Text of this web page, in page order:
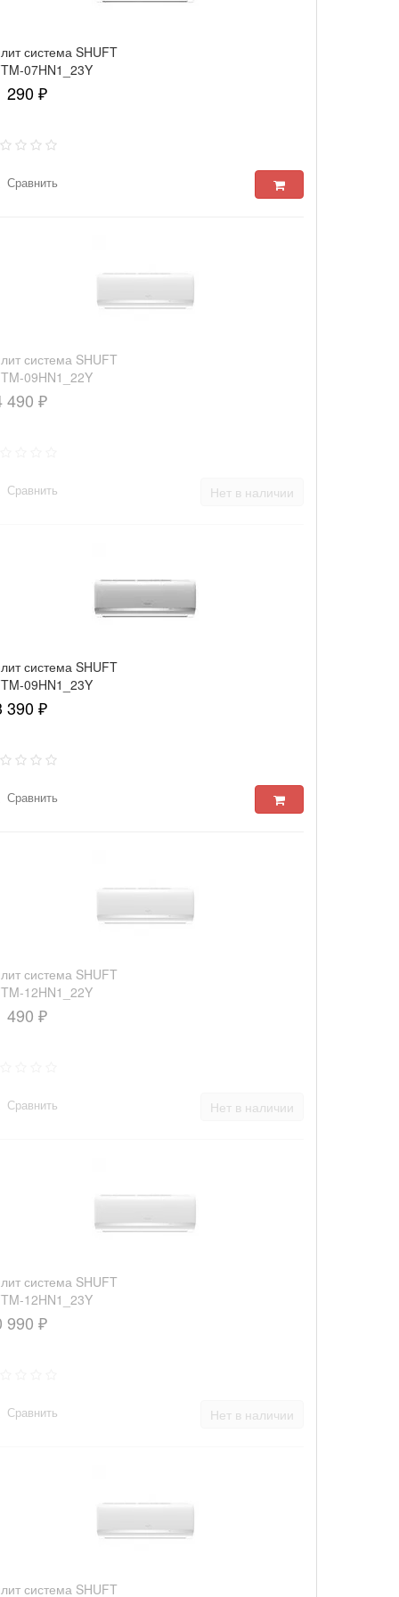
система SHUFT
07HN1_23Y
290 ₽
Сравнить
система SHUFT
09HN1_22Y
490 ₽
Нет в наличии
Сравнить
система SHUFT
09HN1_23Y
390 ₽
Сравнить
система SHUFT
12HN1_22Y
490 ₽
Нет в наличии
Сравнить
система SHUFT
12HN1_23Y
990 ₽
Нет в наличии
Сравнить
система SHUFT